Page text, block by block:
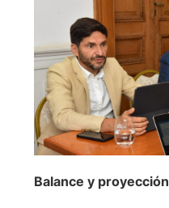
Balance y proyección